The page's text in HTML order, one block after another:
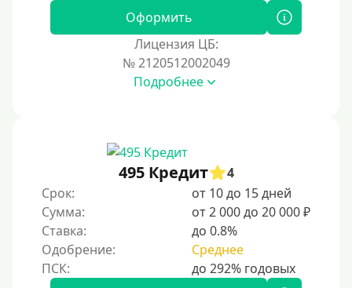
Срок
10 дней
2 недели
15 дней
20 дней
Оформить
Лицензия ЦБ:
№ 2120512002049
Подробнее
495 Кредит
4
Срок:
от 10 до 15 дней
Сумма:
от 2 000 до 20 000 ₽
Ставка:
до 0.8%
Одобрение:
Среднее